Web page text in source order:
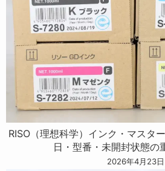
RISO（理想科学）インク・マスタ
日・型番・未開封状態の
2026年4月23日